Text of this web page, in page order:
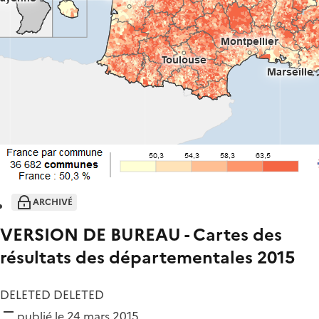
ARCHIVÉ
VERSION DE BUREAU - Cartes des
résultats des départementales 2015
DELETED DELETED